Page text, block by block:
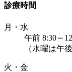
診療時間
月・水
午前 8:30～
（水曜は午
火・金